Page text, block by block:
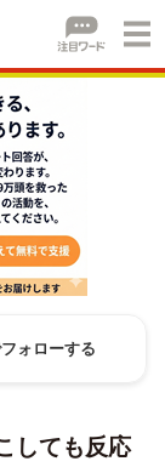
ォローする
しても反応